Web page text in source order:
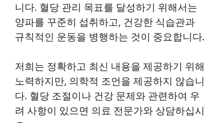
니다. 혈당 관리 목표를 달성하기 위해서는
양파를 꾸준히 섭취하고, 건강한 식습관과
규칙적인 운동을 병행하는 것이 중요합니다.
저희는 정확하고 최신 내용을 제공하기 위해
노력하지만, 의학적 조언을 제공하지 않습니
다. 혈당 조절이나 건강 문제와 관련하여 우
려 사항이 있으면 의료 전문가와 상담하십시